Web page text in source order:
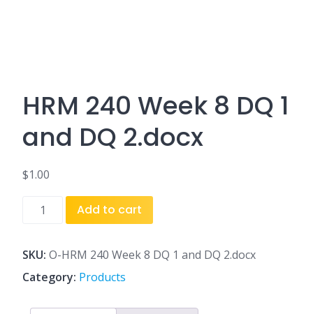
HRM 240 Week 8 DQ 1
and DQ 2.docx
$1.00
HRM
8
DQ
and
Add to cart
SKU: O-HRM 240 Week 8 DQ 1 and DQ 2.docx
Category: Products